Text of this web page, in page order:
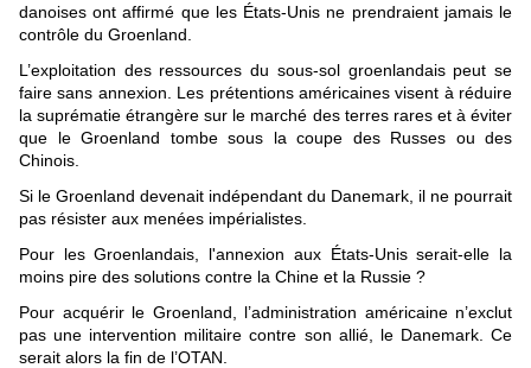
danoises ont affirmé que les États-Unis ne prendraient jamais le
contrôle du Groenland.
L’exploitation des ressources du sous-sol groenlandais peut se
faire sans annexion. Les prétentions américaines visent à réduire
la suprématie étrangère sur le marché des terres rares et à éviter
que le Groenland tombe sous la coupe des Russes ou des
Chinois.
Si le Groenland devenait indépendant du Danemark, il ne pourrait
pas résister aux menées impérialistes.
Pour les Groenlandais, l'annexion aux États-Unis serait-elle la
moins pire des solutions contre la Chine et la Russie ?
Pour acquérir le Groenland, l’administration américaine n’exclut
pas une intervention militaire contre son allié, le Danemark. Ce
serait alors la fin de l’OTAN.